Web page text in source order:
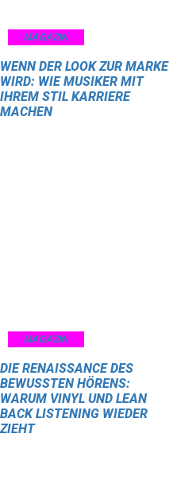
MAGAZIN
WENN DER LOOK ZUR MARKE
WIRD: WIE MUSIKER MIT
IHREM STIL KARRIERE
MACHEN
MAGAZIN
DIE RENAISSANCE DES
BEWUSSTEN HÖRENS:
WARUM VINYL UND LEAN
BACK LISTENING WIEDER
ZIEHT